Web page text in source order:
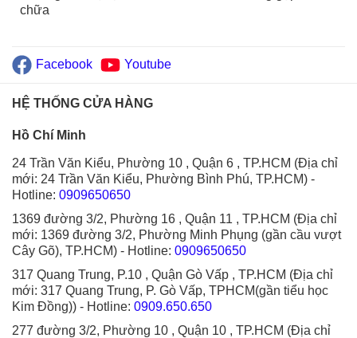
chữa
Facebook Youtube
HỆ THỐNG CỬA HÀNG
Hồ Chí Minh
24 Trần Văn Kiểu, Phường 10 , Quận 6 , TP.HCM (Địa chỉ
mới: 24 Trần Văn Kiểu, Phường Bình Phú, TP.HCM) -
Hotline: 0909650650
1369 đường 3/2, Phường 16 , Quận 11 , TP.HCM (Địa chỉ
mới: 1369 đường 3/2, Phường Minh Phụng (gần cầu vượt
Cây Gõ), TP.HCM) - Hotline: 0909650650
317 Quang Trung, P.10 , Quận Gò Vấp , TP.HCM (Địa chỉ
mới: 317 Quang Trung, P. Gò Vấp, TPHCM(gần tiểu học
Kim Đồng)) - Hotline: 0909.650.650
277 đường 3/2, Phường 10 , Quận 10 , TP.HCM (Địa chỉ